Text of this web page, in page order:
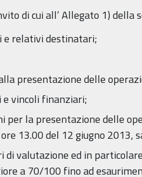
di cui all’ Allegato 1)
e relativi destinatari;
presentazione delle
vincoli finanziari;
per la presentazione delle
13.00 del 12 giugno 2013,
di valutazione ed in
a 70/100 fino ad